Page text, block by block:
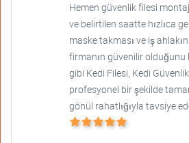
Hemen güvenlik filesi
ve belirtilen saatte hızlıca
maske takması ve iş
firmanın güvenilir olduğunu
gibi Kedi Filesi, Kedi
profesyonel bir şekilde
gönül rahatlığıyla tavsiye